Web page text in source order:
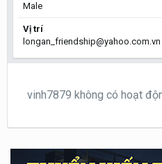
Male
Vị trí
longan_friendship@yahoo.com.vn
vinh7879 không có hoạt